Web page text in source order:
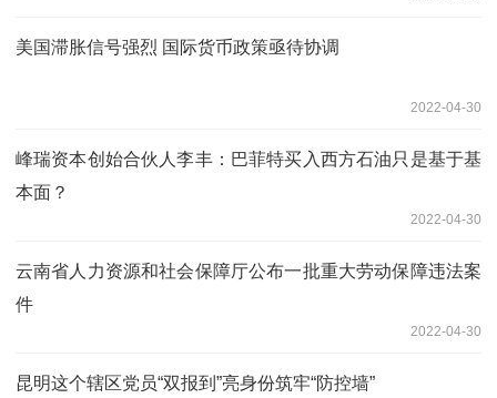
美国滞胀信号强烈 国际货币政策亟待协调
2022-04-30
峰瑞资本创始合伙人李丰：巴菲特买入西方石油只是基于基
本面？
2022-04-30
云南省人力资源和社会保障厅公布一批重大劳动保障违法案
件
2022-04-30
昆明这个辖区党员“双报到”亮身份筑牢“防控墙”